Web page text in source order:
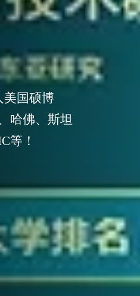
美国硕博
哈佛、斯坦
等！